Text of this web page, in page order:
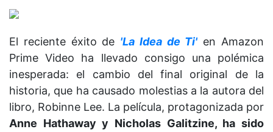
El reciente éxito de 'La Idea de Ti' en Amazon
Prime Video ha llevado consigo una polémica
inesperada: el cambio del final original de la
historia, que ha causado molestias a la autora del
libro, Robinne Lee. La película, protagonizada por
Anne Hathaway y Nicholas Galitzine, ha sido